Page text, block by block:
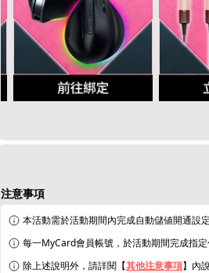
注意事項
本活動需於活動期間內完成自動儲値開通設
每一MyCard會員帳號，於活動期間完成指定
除上述說明外，請詳閱【其他注意事項】內